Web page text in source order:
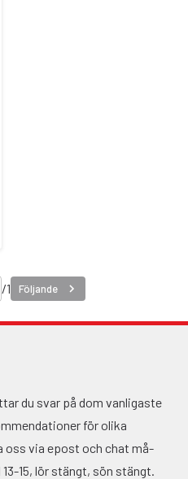
/1 Följande
du svar på dom vanligaste
för olika
oss via epost och chat må-
15, lör stängt, sön stängt.